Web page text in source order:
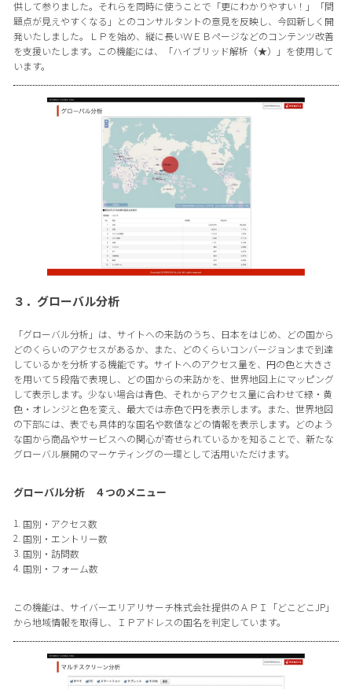
供して参りました。それらを同時に使うことで「更にわかりやすい！」「問
題点が見えやすくなる」とのコンサルタントの意見を反映し、今回新しく開
発いたしました。ＬＰを始め、縦に長いＷＥＢページなどのコンテンツ改善
を支援いたします。この機能には、「ハイブリッド解析（★）」を使用して
います。
３．グローバル分析
「グローバル分析」は、サイトへの来訪のうち、日本をはじめ、どの国から
どのくらいのアクセスがあるか、また、どのくらいコンバージョンまで到達
しているかを分析する機能です。サイトへのアクセス量を、円の色と大きさ
を用いて５段階で表現し、どの国からの来訪かを、世界地図上にマッピング
して表示します。少ない場合は青色、それからアクセス量に合わせて緑・黄
色・オレンジと色を変え、最大では赤色で円を表示します。また、世界地図
の下部には、表でも具体的な国名や数値などの情報を表示します。どのよう
な国から商品やサービスへの関心が寄せられているかを知ることで、新たな
グローバル展開のマーケティングの一環として活用いただけます。
グローバル分析 ４つのメニュー
国別・アクセス数
国別・エントリー数
国別・訪問数
国別・フォーム数
この機能は、サイバーエリアリサーチ株式会社提供のＡＰＩ「どこどこJP」
から地域情報を取得し、ＩＰアドレスの国名を判定しています。